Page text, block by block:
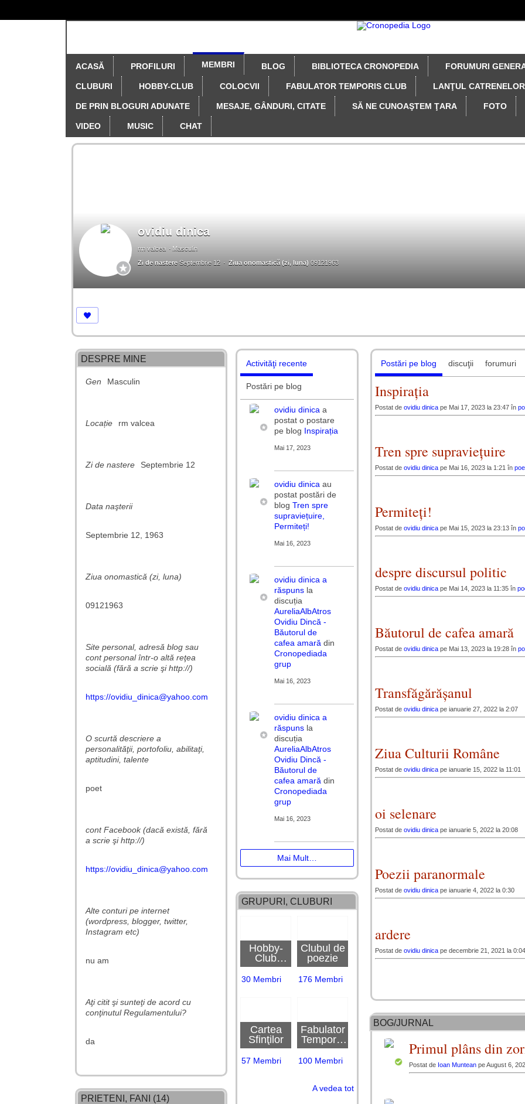
ACASĂ PROFILURI MEMBRI BLOG BIBLIOTECA CRONOPEDIA FORUMURI
CLUBURI HOBBY-CLUB COLOCVII FABULATOR TEMPORIS CLUB LANŢUL CATRENELOR
DE PRIN BLOGURI ADUNATE MESAJE, GÂNDURI, CITATE SĂ NE CUNOAŞTEM ŢARA FOTO
VIDEO MUSIC CHAT
ovidiu dinica
rm valcea
Masculin
Zi de nastere Septembrie 12 Ziua onomastică (zi, luna) 09121963
Activităţi recente
Postări pe blog
ovidiu dinica a
postat o postare
pe blog Inspirația
Mai 17, 2023
ovidiu dinica au
postat postări de
blog Tren spre
supraviețuire
Permiteți!
Mai 16, 2023
ovidiu dinica a
răspuns la
discuția
AureliaAlbAtros
Ovidiu Dincă -
Băutorul de
cafea amară din
Cronopediada
grup
Mai 16, 2023
ovidiu dinica a
răspuns la
discuția
AureliaAlbAtros
Ovidiu Dincă -
Băutorul de
cafea amară din
Cronopediada
grup
Mai 16, 2023
Mai Mult…
GRUPURI, CLUBURI
Hobby-
Club
Cronopedi
a
30 Membri
Clubul de
poezie
176 Membri
Cartea
Sfinţilor
57 Membri
Fabulator
Temporis
~ Club
100 Membri
A vedea tot
DESPRE MINE
Gen Masculin
Locație rm valcea
Zi de nastere Septembrie 12
Data naşterii
Septembrie 12, 1963
Ziua onomastică (zi, luna)
09121963
Site personal, adresă blog sau
cont personal într-o altă reţea
socială (fără a scrie şi http://)
https://ovidiu_dinica@yahoo.com
O scurtă descriere a
personalităţii, portofoliu, abilitaţi,
aptitudini, talente
poet
cont Facebook (dacă există, fără
a scrie şi http://)
https://ovidiu_dinica@yahoo.com
Alte conturi pe internet
(wordpress, blogger, twitter,
Instagram etc)
nu am
Aţi citit şi sunteţi de acord cu
conţinutul Regulamentului?
da
PRIETENI, FANI (14)
Postări pe blog discuţii forumuri
Inspirația
Postat de ovidiu dinica pe Mai 17, 2023 la 23:47 în
Tren spre supraviețuire
Postat de ovidiu dinica pe Mai 16, 2023 la 1:21 în
Permiteți!
Postat de ovidiu dinica pe Mai 15, 2023 la 23:13 în
despre discursul politic
Postat de ovidiu dinica pe Mai 14, 2023 la 11:35 în
Băutorul de cafea amară
Postat de ovidiu dinica pe Mai 13, 2023 la 19:28 în
Transfăgărășanul
Postat de ovidiu dinica pe ianuarie 27, 2022 la 2:07
Ziua Culturii Române
Postat de ovidiu dinica pe ianuarie 15, 2022 la 11:01
oi selenare
Postat de ovidiu dinica pe ianuarie 5, 2022 la 20:08
Poezii paranormale
Postat de ovidiu dinica pe ianuarie 4, 2022 la 0:30
ardere
Postat de ovidiu dinica pe decembrie 21, 2021 la 0:04
BOG/JURNAL
Primul plâns din
Postat de Ioan Muntean pe August 6,